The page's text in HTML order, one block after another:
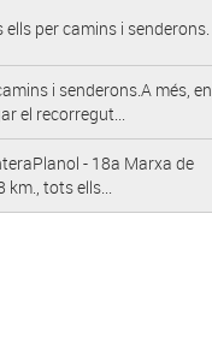
per camins i senderons.
i senderons.A més, en
el recorregut...
- 18a Marxa de
km., tots ells...